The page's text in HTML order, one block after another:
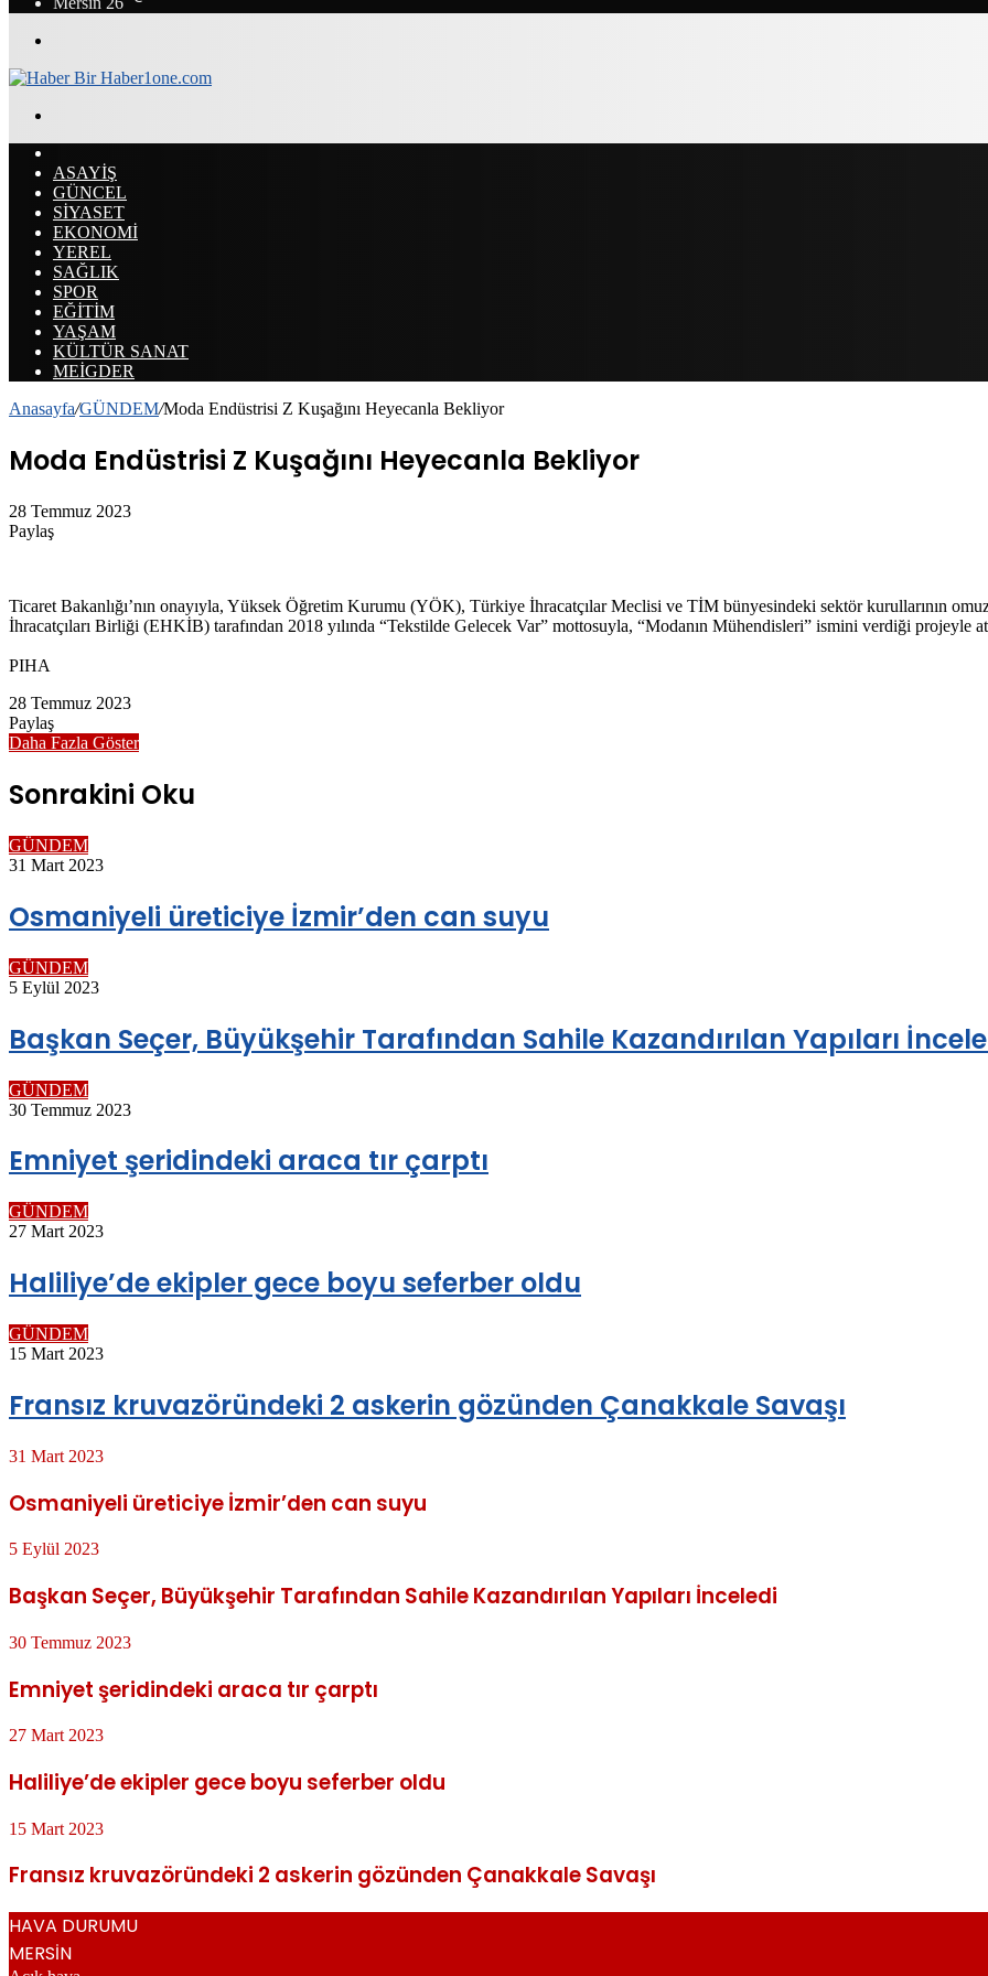
ASAYİŞ
GÜNCEL
SİYASET
EKONOMİ
YEREL
SAĞLIK
SPOR
EĞİTİM
YAŞAM
KÜLTÜR SANAT
MEİGDER
Anasayfa/GÜNDEM/Moda Endüstrisi Z Kuşağını Heyecanla Bekliyor
Moda Endüstrisi Z Kuşağını Heyecanla Bekliyor
28 Temmuz 2023
Paylaş
paylaş
Ticaret Bakanlığı’nın onayıyla, Yüksek Öğretim Kurumu (YÖK), Türkiye İhracatçılar Meclisi ve TİM bünyesindeki sektör kurullarının
İhracatçıları Birliği (EHKİB) tarafından 2018 yılında “Tekstilde Gelecek Var” mottosuyla, “Modanın Mühendisleri” ismini verdiği projeyle
PIHA
28 Temmuz 2023
Paylaş
Facebook
Twitter
LinkedIn
Messenger
Messenger
WhatsApp
Telegram
E-
ile
paylaş
Yazdır
Daha Fazla Göster
Sonrakini Oku
GÜNDEM
31 Mart 2023
Osmaniyeli üreticiye İzmir’den can suyu
GÜNDEM
5 Eylül 2023
Başkan Seçer, Büyükşehir Tarafından Sahile Kazandırılan Yapıları
GÜNDEM
30 Temmuz 2023
Emniyet şeridindeki araca tır çarptı
GÜNDEM
27 Mart 2023
Haliliye’de ekipler gece boyu seferber oldu
GÜNDEM
15 Mart 2023
Fransız kruvazöründeki 2 askerin gözünden Çanakkale Savaşı
31 Mart 2023
Osmaniyeli üreticiye İzmir’den can suyu
5 Eylül 2023
Başkan Seçer, Büyükşehir Tarafından Sahile Kazandırılan Yapıları İnceledi
30 Temmuz 2023
Emniyet şeridindeki araca tır çarptı
27 Mart 2023
Haliliye’de ekipler gece boyu seferber oldu
15 Mart 2023
Fransız kruvazöründeki 2 askerin gözünden Çanakkale Savaşı
HAVA DURUMU
MERSİN